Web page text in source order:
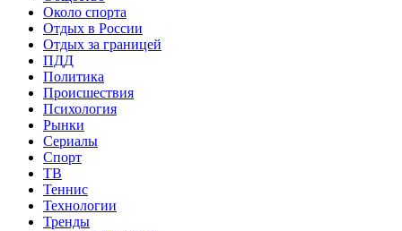
Около спорта
Отдых в России
Отдых за границей
ПДД
Политика
Происшествия
Психология
Рынки
Сериалы
Спорт
ТВ
Теннис
Технологии
Тренды